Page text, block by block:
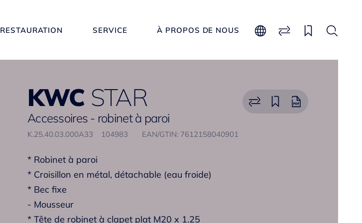
RESTAURATION SERVICE À PROPOS DE NOUS
KWC STAR
Accessoires - robinet à paroi
K.25.40.03.000A33 104983 EAN/GTIN: 7612158040901
* Robinet à paroi
* Croisillon en métal, détachable (eau froide)
* Bec fixe
- Mousseur
* Tête de robinet à clapet plat M20 x 1.25